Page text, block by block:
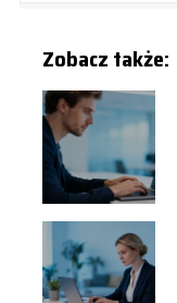
Zobacz także: